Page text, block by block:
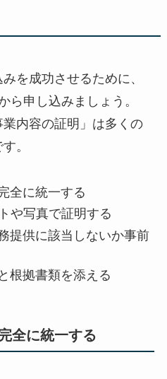
を成功させるために、
ら申し込みましょう。
内容の証明」は多くの
。
全に統一する
や写真で証明する
提供に該当しないか事前
根拠書類を添える
全に統一する